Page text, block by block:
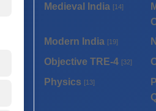
Medieval India [14]
Modern India [19]
Objective TRE-4 [32]
Physics [13]